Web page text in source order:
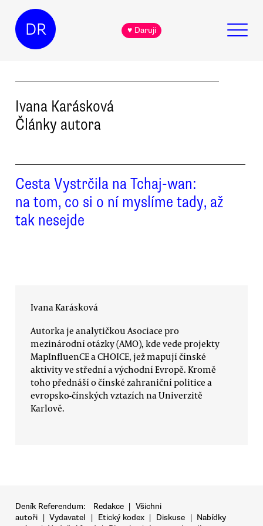
DR ♥ Daruji
Ivana Karásková
Články autora
Cesta Vystrčila na Tchaj-wan:
na tom, co si o ní myslíme tady, až
tak nesejde
Ivana Karásková
Autorka je analytičkou Asociace pro
mezinárodní otázky (AMO), kde vede projekty
MapInfluenCE a CHOICE, jež mapují čínské
aktivity ve střední a východní Evropě. Kromě
toho přednáší o čínské zahraniční politice a
evropsko-čínských vztazích na Univerzitě
Karlově.
Deník Referendum: Redakce | Všichni
autoři | Vydavatel | Etický kodex | Diskuse | Nabídky